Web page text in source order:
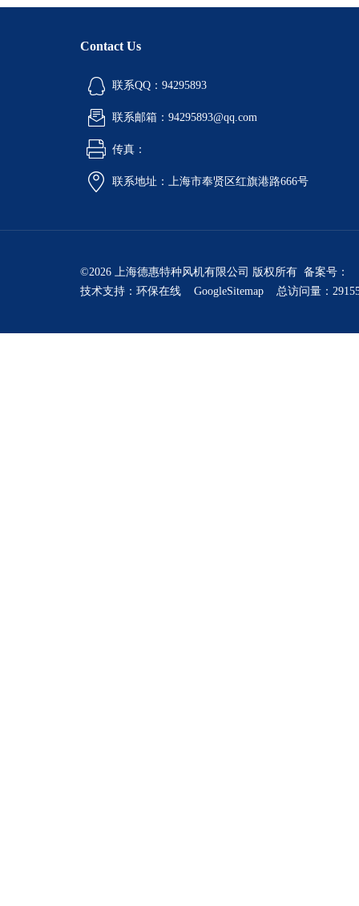
Contact Us
联系QQ：94295893
联系邮箱：94295893@qq.com
传真：
联系地址：上海市奉贤区红旗港路666号
©2026 上海德惠特种风机有限公司 版权所有 备案号：
技术支持： 环保在线 GoogleSitemap 总访问量：